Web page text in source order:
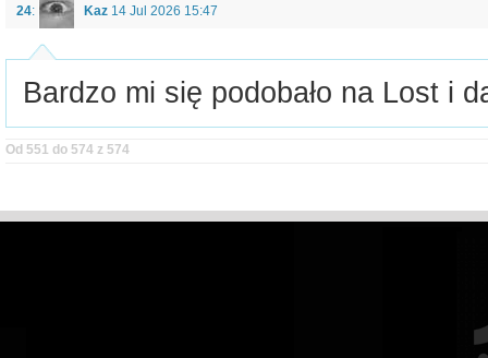
24: Kaz 14 Jul 2026 15:47
Bardzo mi się podobało na Lost i
Od 551 do 574 z 574